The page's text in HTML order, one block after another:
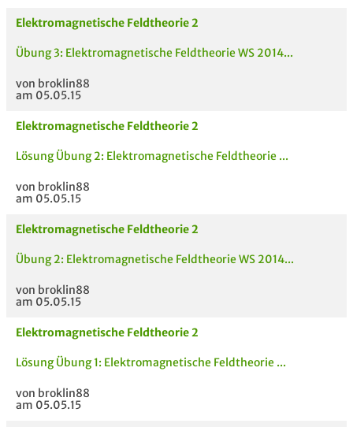
Elektromagnetische Feldtheorie 2
Übung 3: Elektromagnetische Feldtheorie WS 2014...
von broklin88
am 05.05.15
Elektromagnetische Feldtheorie 2
Lösung Übung 2: Elektromagnetische Feldtheorie ...
von broklin88
am 05.05.15
Elektromagnetische Feldtheorie 2
Übung 2: Elektromagnetische Feldtheorie WS 2014...
von broklin88
am 05.05.15
Elektromagnetische Feldtheorie 2
Lösung Übung 1: Elektromagnetische Feldtheorie ...
von broklin88
am 05.05.15